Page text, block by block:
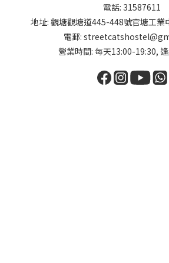
電話: 31587611
地址: 觀塘觀塘道445-448號官塘工業
電郵:
營業時間: 每天13:00-19:30,